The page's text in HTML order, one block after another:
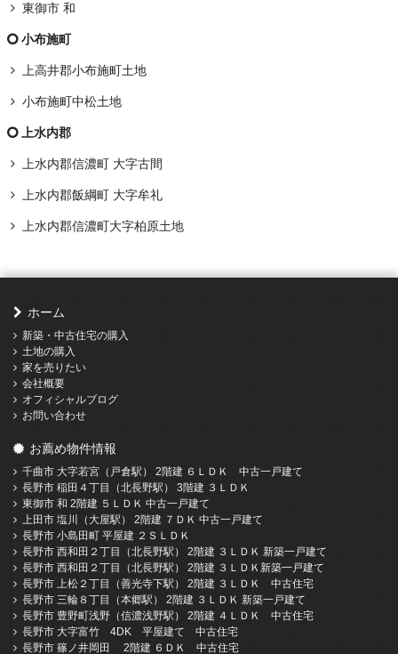
東御市 和
小布施町
上高井郡小布施町土地
小布施町中松土地
上水内郡
上水内郡信濃町 大字古間
上水内郡飯綱町 大字牟礼
上水内郡信濃町大字柏原土地
ホーム
新築・中古住宅の購入
土地の購入
家を売りたい
会社概要
オフィシャルブログ
お問い合わせ
お薦め物件情報
千曲市 大字若宮（戸倉駅） 2階建 ６ＬＤＫ 中古一戸建て
長野市 稲田４丁目（北長野駅） 3階建 ３ＬＤＫ
東御市 和 2階建 ５ＬＤＫ 中古一戸建て
上田市 塩川（大屋駅） 2階建 ７ＤＫ 中古一戸建て
長野市 小島田町 平屋建 ２ＳＬＤＫ
長野市 西和田２丁目（北長野駅） 2階建 ３ＬＤＫ 新築一戸建て
長野市 西和田２丁目（北長野駅） 2階建 ３ＬＤＫ新築一戸建て
長野市 上松２丁目（善光寺下駅） 2階建 ３ＬＤＫ 中古住宅
長野市 三輪８丁目（本郷駅） 2階建 ３ＬＤＫ 新築一戸建て
長野市 豊野町浅野（信濃浅野駅） 2階建 ４ＬＤＫ 中古住宅
長野市 大字富竹 4DK 平屋建て 中古住宅
長野市 篠ノ井岡田 2階建 ６ＤＫ 中古住宅